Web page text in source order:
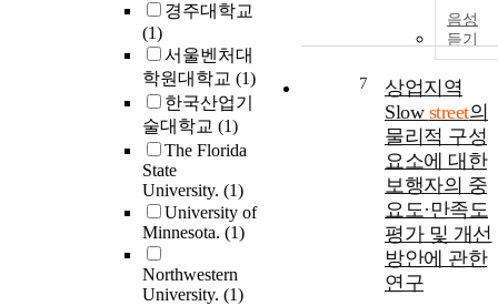
경주대학교
(1)
서울벤처대
학원대학교 (1)
한국산업기
술대학교 (1)
The Florida
State
University. (1)
University of
Minnesota. (1)
Northwestern
University. (1)
음성
듣기
7
상업지역
Slow street의
물리적 구성
요소에 대한
보행자의 중
요도·만족도
평가 및 개선
방안에 관한
연구